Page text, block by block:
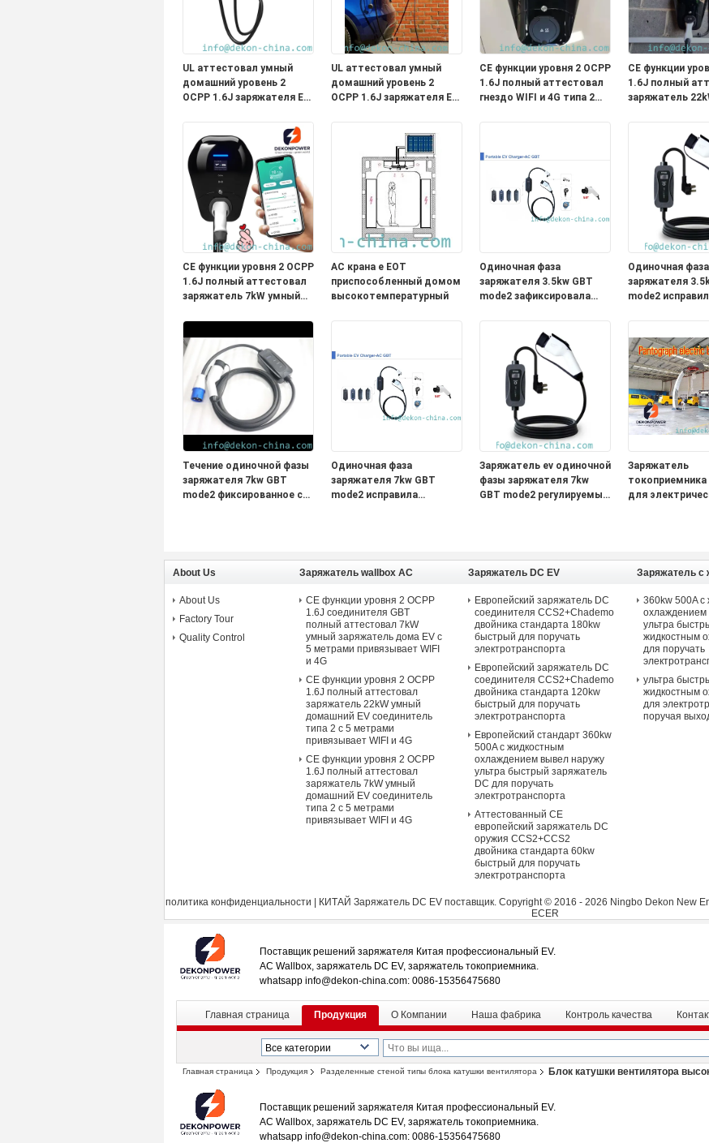
UL аттестовал умный
домашний уровень 2
OCPP 1.6J заряжателя EV
метрами привязывает
выход 48A
UL аттестовал умный
домашний уровень 2
OCPP 1.6J заряжателя EV
метрами привязывает
выход 32A
CE функции уровня 2 OCPP
1.6J полный аттестовал
гнездо WIFI и 4G типа 2
CE функции
1.6J полный
заряжатель
метрами
WIFI и 4G
CE функции уровня 2 OCPP
1.6J полный аттестовал
заряжатель 7kW умный
соединитель типа 2 с 5
метрами привязывает
WIFI и 4G
AC крана e EOT
приспособленный домом
высокотемпературный
Одиночная фаза
заряжателя 3.5kw GBT
mode2 зафиксировала
пилотной лампы
портативным для
поручать
электротранспорта
Одиночная фаза
заряжателя
mode2
OLCD
поручать
Течение одиночной фазы
заряжателя 7kw GBT
mode2 фиксированное с
Одиночная фаза
заряжателя 7kw GBT
mode2 исправила
электротранспорта
Заряжатель ev одиночной
фазы заряжателя 7kw
GBT mode2 регулируемый
Заряжатель
для
About Us
About Us
Factory Tour
Quality Control
Заряжатель wallbox AC
CE функции уровня 2 OCPP
1.6J соединителя GBT
полный аттестовал 7kW
умный заряжатель дома EV с
5 метрами привязывает WIFI
и 4G
CE функции уровня 2 OCPP
1.6J полный аттестовал
заряжатель 22kW умный
домашний EV соединитель
типа 2 с 5 метрами
привязывает WIFI и 4G
CE функции уровня 2 OCPP
1.6J полный аттестовал
заряжатель 7kW умный
домашний EV соединитель
типа 2 с 5 метрами
привязывает WIFI и 4G
Заряжатель DC EV
Европейский заряжатель DC
соединителя CCS2+Chademo
двойника стандарта 180kw
быстрый для поручать
электротранспорта
Европейский заряжатель DC
соединителя CCS2+Chademo
двойника стандарта 120kw
быстрый для поручать
электротранспорта
Европейский стандарт 360kw
500A с жидкостным
охлаждением вывел наружу
ультра быстрый заряжатель
DC для поручать
электротранспорта
Аттестованный CE
европейский заряжатель DC
оружия CCS2+CCS2
двойника стандарта 60kw
быстрый для поручать
электротранспорта
Заряжатель с
охлаждением
360kw 500A
охлаждением
ультра
жидкостным
для поручать
ультра
жидкостным
для
поручая
политика конфиденциальности КИТАЙ Заряжатель DC EV поставщик. Copyright © 2016 - 2026 Ningbo Dekon New
ECER
Поставщик решений заряжателя Китая профессиональный EV.
AC Wallbox, заряжатель DC EV, заряжатель токоприемника.
whatsapp info@dekon-china.com: 0086-15356475680
Главная страница Продукция О Компании Наша фабрика Контроль качества
Главная страница Продукция Разделенные стеной типы блока катушки вентилятора Блок катушки вентилятора
Поставщик решений заряжателя Китая профессиональный EV.
AC Wallbox, заряжатель DC EV, заряжатель токоприемника.
whatsapp info@dekon-china.com: 0086-15356475680